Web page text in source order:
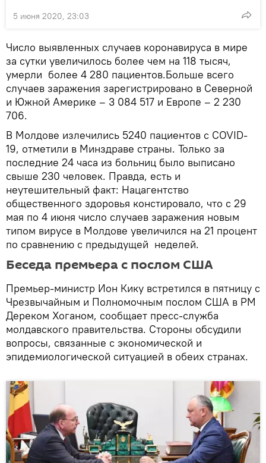
5 июня 2020, 23:03
Число выявленных случаев коронавируса в мире
за сутки увеличилось более чем на 118 тысяч,
умерли более 4 280 пациентов.Больше всего
случаев заражения зарегистрировано в Северной
и Южной Америке – 3 084 517 и Европе – 2 230
706.
В Молдове излечились 5240 пациентов с COVID-
19, отметили в Минздраве страны. Только за
последние 24 часа из больниц было выписано
свыше 230 человек. Правда, есть и
неутешительный факт: Нацагентство
общественного здоровья констировало, что с 29
мая по 4 июня число случаев заражения новым
типом вирусе в Молдове увеличился на 21 процент
по сравнению с предыдущей неделей.
Беседа премьера с послом США
Премьер-министр Ион Кику встретился в пятницу с
Чрезвычайным и Полномочным послом США в РМ
Дереком Хоганом, сообщает пресс-служба
молдавского правительства. Стороны обсудили
вопросы, связанные с экономической и
эпидемиологической ситуацией в обеих странах.